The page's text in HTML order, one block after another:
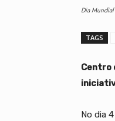
Dia
TAGS
Centro
No dia